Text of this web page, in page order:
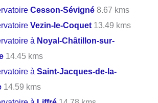
Cesson-Sévigné 8.67 kms
Vezin-le-Coquet 13.49 kms
à Noyal-Châtillon-sur-
14.45 kms
àSaint-Jacques-de-la-
14.59 kms